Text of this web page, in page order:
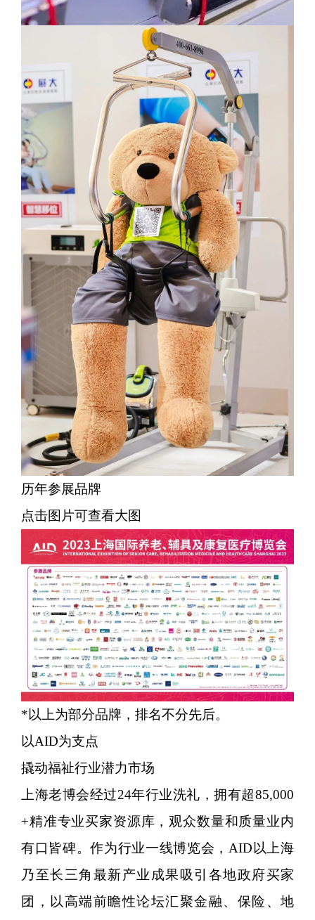
历年参展品牌
点击图片可查看大图
*以上为部分品牌，排名不分先后。
以AID为支点
撬动福祉行业潜力市场
上海老博会经过24年行业洗礼，拥有超85,000
+精准专业买家资源库，观众数量和质量业内
有口皆碑。作为行业一线博览会，AID以上海
乃至长三角最新产业成果吸引各地政府买家
团，以高端前瞻性论坛汇聚金融、保险、地